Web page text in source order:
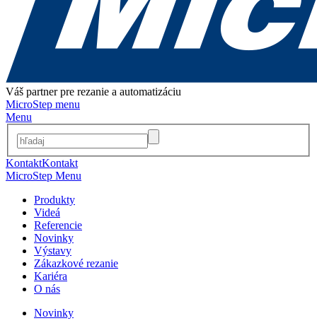
Váš partner pre rezanie a automatizáciu
MicroStep menu
Menu
KontaktKontakt
MicroStep Menu
Produkty
Videá
Referencie
Novinky
Výstavy
Zákazkové rezanie
Kariéra
O nás
Novinky